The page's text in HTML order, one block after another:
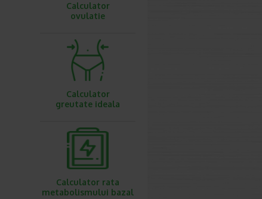
Calculator
ovulatie
Calculator
greutate ideala
Calculator rata
metabolismului bazal